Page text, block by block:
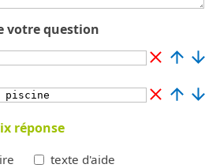
votre question
réponse
texte d'aide